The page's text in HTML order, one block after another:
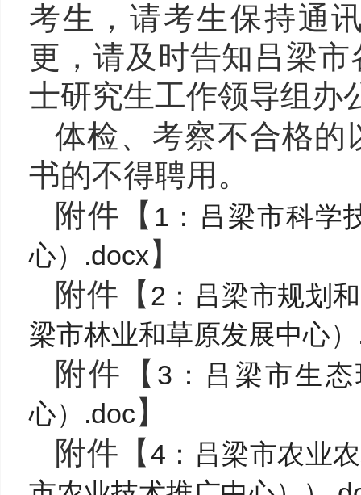
考生，请考生保持通
更，请及时告知吕梁
士研究生工作领导组办
体检、考察不合格的
书的不得聘用。
附件【 1：吕梁市科学
心）.docx 】
附件【 2：吕梁市规划
梁市林业和草原发展中心
附件【 3：吕梁市生
心）.doc 】
附件【 4：吕梁市农业